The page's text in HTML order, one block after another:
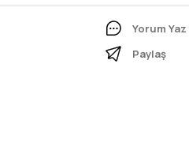
Yorum Yaz
Paylaş